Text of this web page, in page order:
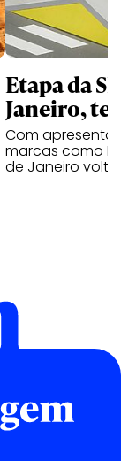
Etapa da
Janeiro,
Com
marcas como
de Janeiro